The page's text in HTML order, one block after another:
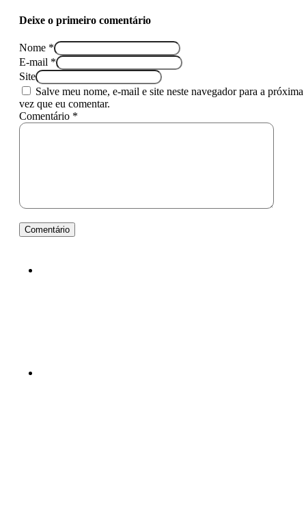
Deixe o primeiro comentário
Nome *
E-mail *
Site
Salve meu nome, e-mail e site neste navegador para a próxima
vez que eu comentar.
Comentário *